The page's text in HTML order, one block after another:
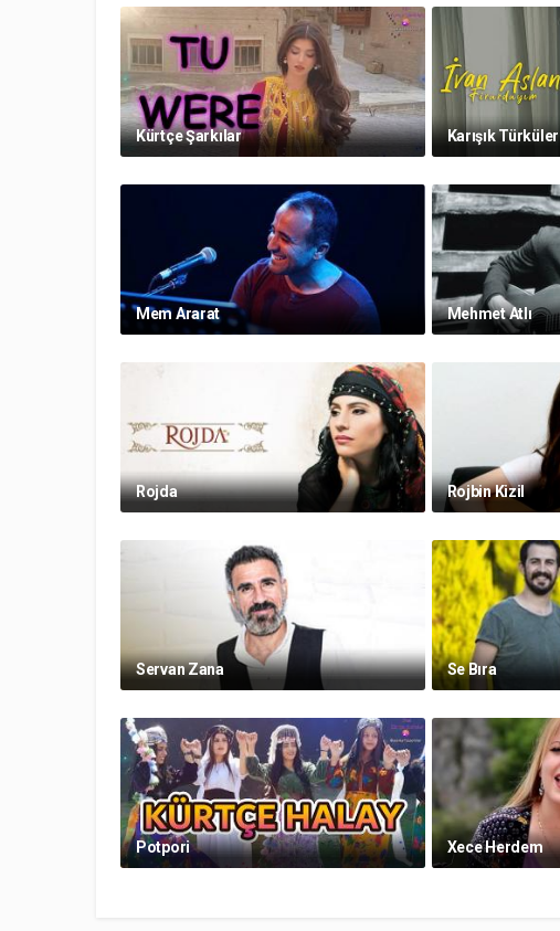
Kürtçe Şarkılar Karışık Türküler
Mem Ararat Mehmet Atlı
Rojda Rojbin Kizil
Servan Zana Se Bıra
Potpori Xece Herdem